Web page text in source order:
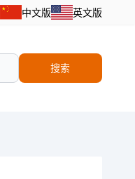
中文版 英文版
搜索